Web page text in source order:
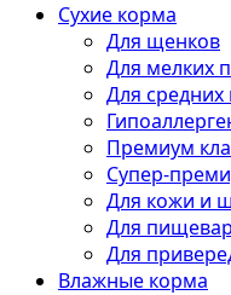
Сухие корма
Для щенков
Для мелких
Для
Премиум
Супер-
Для кожи и
Для
Для
Влажные корма